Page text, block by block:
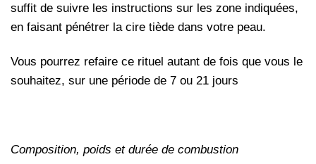
suffit de suivre les instructions sur les zone indiquées,
en faisant pénétrer la cire tiède dans votre peau.
Vous pourrez refaire ce rituel autant de fois que vous le
souhaitez, sur une période de 7 ou 21 jours
Composition, poids et durée de combustion